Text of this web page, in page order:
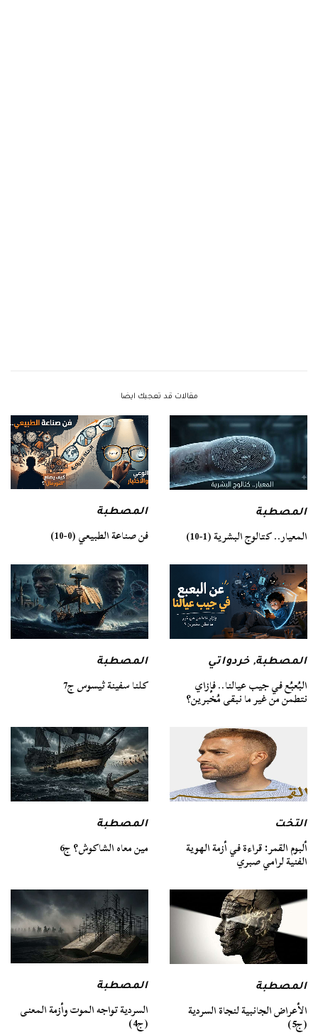
مقالات قد تعجبك ايضا
المصطبة
المعيار.. كتالوج البشرية (1-10)
المصطبة
فن صناعة الطبيعي (0-10)
المصطبة,خردواتي
البُعبُع في جيب عيالنا.. فإزاي
نتطمن من غير ما نبقى مُخبرين؟
المصطبة
كلنا سفينة ثيسوس ج7
التخت
ألبوم القمر: قراءة في أزمة الهوية
الفنية لرامي صبري
المصطبة
مين معاه الشاكوش؟ ج6
المصطبة
الأعراض الجانبية لنجاة السردية
(ج5)
المصطبة
السردية تواجه الموت وأزمة المعنى
(ج4)